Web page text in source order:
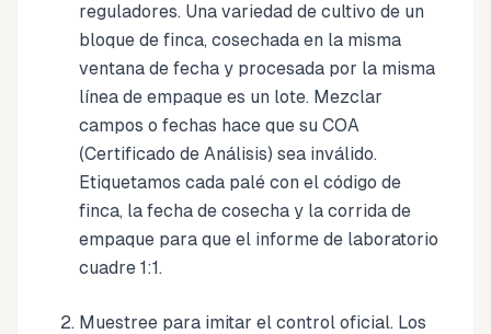
reguladores. Una variedad de cultivo de un
bloque de finca, cosechada en la misma
ventana de fecha y procesada por la misma
línea de empaque es un lote. Mezclar
campos o fechas hace que su COA
(Certificado de Análisis) sea inválido.
Etiquetamos cada palé con el código de
finca, la fecha de cosecha y la corrida de
empaque para que el informe de laboratorio
cuadre 1:1.
Muestree para imitar el control oficial. Los